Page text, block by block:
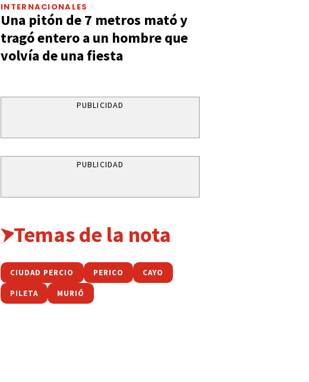
INTERNACIONALES
Una pitón de 7 metros mató y
tragó entero a un hombre que
volvía de una fiesta
PUBLICIDAD
PUBLICIDAD
Temas de la nota
CIUDAD PERCIO PERICO CAYO
PILETA MURIÓ